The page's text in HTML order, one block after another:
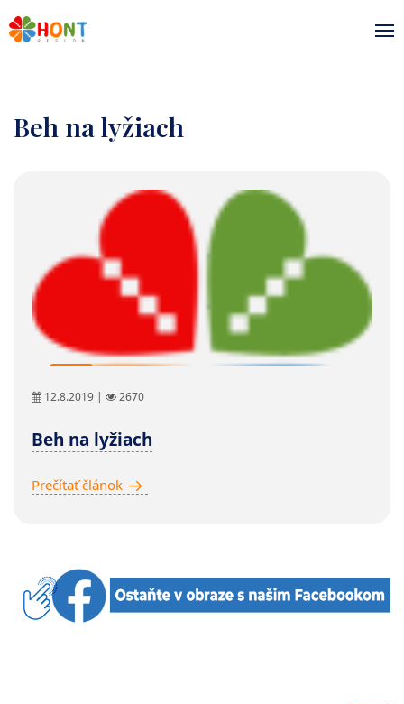
Beh na lyžiach
12.8.2019 | 2670
Beh na lyžiach
Prečítať článok